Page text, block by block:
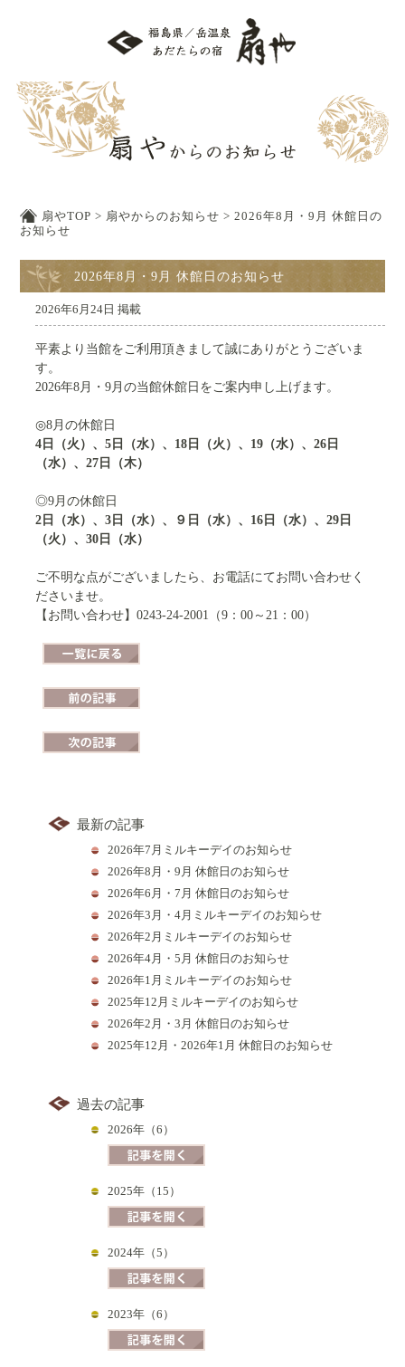
扇やTOP > 扇やからのお知らせ> 2026年8月・9月 休館日の
お知らせ
2026年8月・9月 休館日のお知らせ
2026年6月24日 掲載
平素より当館をご利用頂きまして誠にありがとうございま
す。
2026年8月・9月の当館休館日をご案内申し上げます。
◎8月の休館日
4日（火）、5日（水）、18日（火）、19（水）、26日
（水）、27日（木）
◎9月の休館日
2日（水）、3日（水）、９日（水）、16日（水）、29日
（火）、30日（水）
ご不明な点がございましたら、お電話にてお問い合わせく
ださいませ。
【お問い合わせ】0243-24-2001（9：00～21：00）
最新の記事
2026年7月ミルキーデイのお知らせ
2026年8月・9月 休館日のお知らせ
2026年6月・7月 休館日のお知らせ
2026年3月・4月ミルキーデイのお知らせ
2026年2月ミルキーデイのお知らせ
2026年4月・5月 休館日のお知らせ
2026年1月ミルキーデイのお知らせ
2025年12月ミルキーデイのお知らせ
2026年2月・3月 休館日のお知らせ
2025年12月・2026年1月 休館日のお知らせ
過去の記事
2026年（6）
2025年（15）
2024年（5）
2023年（6）